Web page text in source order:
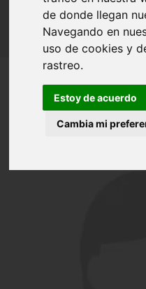
de donde llegan
Navegando en
uso de cookies y
rastreo.
Estoy de acuerdo
Cambia mi